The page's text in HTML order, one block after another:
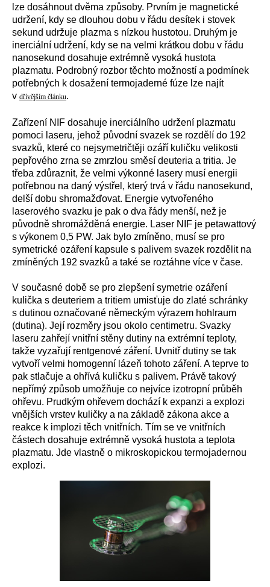
lze dosáhnout dvěma způsoby. Prvním je magnetické
udržení, kdy se dlouhou dobu v řádu desítek i stovek
sekund udržuje plazma s nízkou hustotou. Druhým je
inerciální udržení, kdy se na velmi krátkou dobu v řádu
nanosekund dosahuje extrémně vysoká hustota
plazmatu. Podrobný rozbor těchto možností a podmínek
potřebných k dosažení termojaderné fúze lze najít
v dřívějším článku.
Zařízení NIF dosahuje inerciálního udržení plazmatu
pomoci laseru, jehož původní svazek se rozdělí do 192
svazků, které co nejsymetričtěji ozáří kuličku velikosti
pepřového zrna se zmrzlou směsí deuteria a tritia. Je
třeba zdůraznit, že velmi výkonné lasery musí energii
potřebnou na daný výstřel, který trvá v řádu nanosekund,
delší dobu shromažďovat. Energie vytvořeného
laserového svazku je pak o dva řády menší, než je
původně shromážděná energie. Laser NIF je petawattový
s výkonem 0,5 PW. Jak bylo zmíněno, musí se pro
symetrické ozáření kapsule s palivem svazek rozdělit na
zmíněných 192 svazků a také se roztáhne více v čase.
V současné době se pro zlepšení symetrie ozáření
kulička s deuteriem a tritiem umisťuje do zlaté schránky
s dutinou označované německým výrazem hohlraum
(dutina). Její rozměry jsou okolo centimetru. Svazky
laseru zahřejí vnitřní stěny dutiny na extrémní teploty,
takže vyzařují rentgenové záření. Uvnitř dutiny se tak
vytvoří velmi homogenní lázeň tohoto záření. A teprve to
pak stlačuje a ohřívá kuličku s palivem. Právě takový
nepřímý způsob umožňuje co nejvíce izotropní průběh
ohřevu. Prudkým ohřevem dochází k expanzi a explozi
vnějších vrstev kuličky a na základě zákona akce a
reakce k implozi těch vnitřních. Tím se ve vnitřních
částech dosahuje extrémně vysoká hustota a teplota
plazmatu. Jde vlastně o mikroskopickou termojadernou
explozi.